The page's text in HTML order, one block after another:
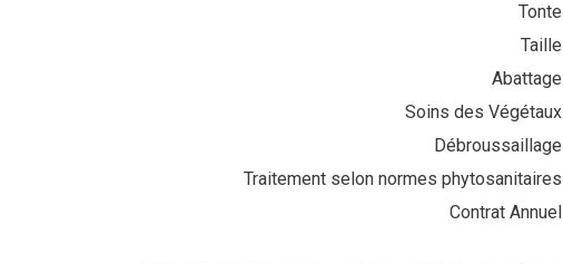
Tonte
Taille
Abattage
Soins des Végétaux
Débroussaillage
Traitement selon normes phytosanitaires
Contrat Annuel